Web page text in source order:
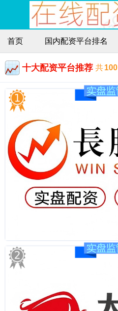
首页 国内配资平台排名
十大配资平台推荐 共100